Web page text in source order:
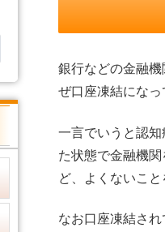
銀行などの金融
ぜ口座凍結になっ
一言でいうと認
た状態で金融機
ど、よくないこと
なお口座凍結さ